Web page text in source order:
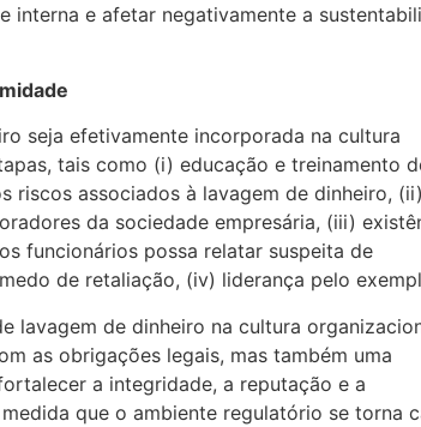
e afetar negativamente a
seja efetivamente incorporada na cultura
tais como (i) educação e treinamento
riscos associados à lavagem de dinheiro, (ii)
da sociedade empresária, (iii)
funcionários possa relatar suspeita de
de retaliação, (iv) liderança pelo
lavagem de dinheiro na cultura
as obrigações legais, mas também uma
a integridade, a reputação e a
que o ambiente regulatório se torna